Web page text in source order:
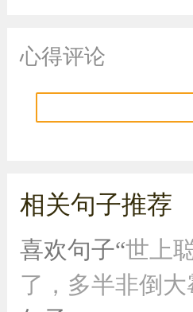
心得评论
相关句子推荐
喜欢句子“世上
了，多半非倒大